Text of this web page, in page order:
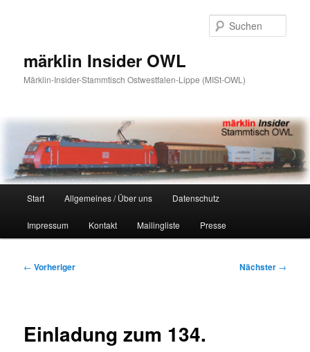
märklin Insider OWL
Märklin-Insider-Stammtisch Ostwestfalen-Lippe (MISt-OWL)
Start Allgemeines / Über uns Datenschutz
Impressum Kontakt Mailingliste Presse
Beitragsnavigation
← Vorheriger Nächster →
Einladung zum 134.